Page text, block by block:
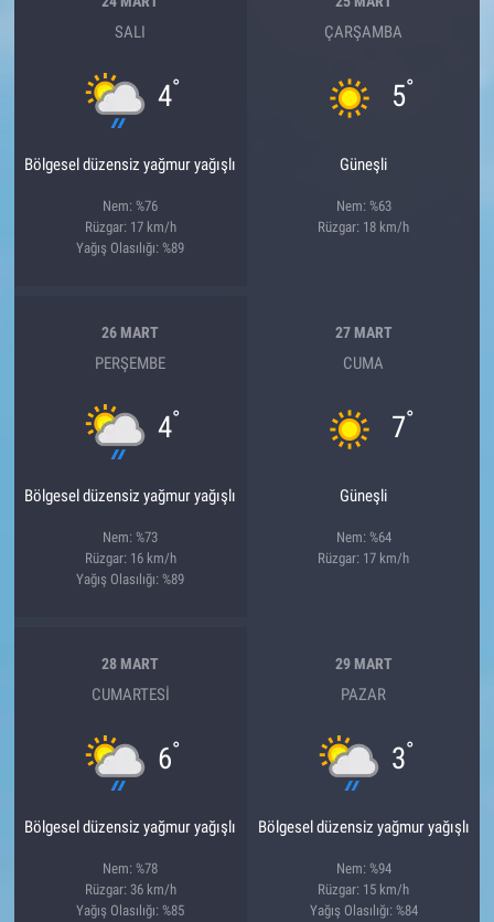
SALI
4°
Bölgesel düzensiz yağmur yağışlı
Nem: %76
Rüzgar: 17 km/h
Yağış Olasılığı: %89
ÇARŞAMBA
5°
Güneşli
Nem: %63
Rüzgar: 18 km/h
26 MART
PERŞEMBE
4°
Bölgesel düzensiz yağmur yağışlı
Nem: %73
Rüzgar: 16 km/h
Yağış Olasılığı: %89
27 MART
CUMA
7°
Güneşli
Nem: %64
Rüzgar: 17 km/h
28 MART
CUMARTESI
6°
Bölgesel düzensiz yağmur yağışlı
Nem: %78
Rüzgar: 36 km/h
Yağış Olasılığı: %85
29 MART
PAZAR
3°
Bölgesel düzensiz yağmur yağışlı
Nem: %94
Rüzgar: 15 km/h
Yağış Olasılığı: %84